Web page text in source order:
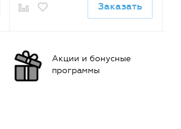
Заказать
Акции и бонусные
программы